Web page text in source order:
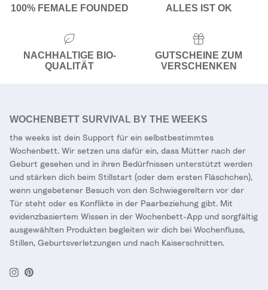
100% FEMALE FOUNDED ALLES IST OK
NACHHALTIGE BIO-
QUALITÄT
GUTSCHEINE ZUM
VERSCHENKEN
WOCHENBETT SURVIVAL BY THE WEEKS
the weeks ist dein Support für ein selbstbestimmtes
Wochenbett. Wir setzen uns dafür ein, dass Mütter nach der
Geburt gesehen und in ihren Bedürfnissen unterstützt werden
und stärken dich beim Stillstart (oder dem ersten Fläschchen),
wenn ungebetener Besuch von den Schwiegereltern vor der
Tür steht oder es Konflikte in der Paarbeziehung gibt. Mit
evidenzbasiertem Wissen in der Wochenbett-App und sorgfältig
ausgewählten Produkten begleiten wir dich bei Wochenfluss,
Stillen, Geburtsverletzungen und nach Kaiserschnitten.
Instagram
Pinterest